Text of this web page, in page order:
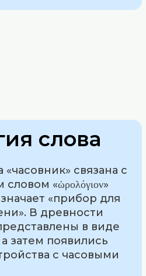
слова
связана с
«ὡρολόγιον»
«прибор для
В древности
в виде
затем появились
с часовыми